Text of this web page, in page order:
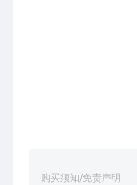
购买须知/免责声明